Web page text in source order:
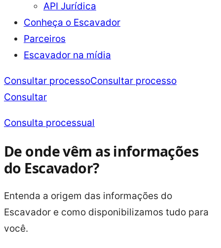
API Jurídica
Conheça o Escavador
Parceiros
Escavador na mídia
Consultar processoConsultar processo
Consultar
Consulta processual
De onde vêm as informações
do Escavador?
Entenda a origem das informações do
Escavador e como disponibilizamos tudo para
você.